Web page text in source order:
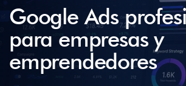
Google Ads
para empresas y
emprendedores